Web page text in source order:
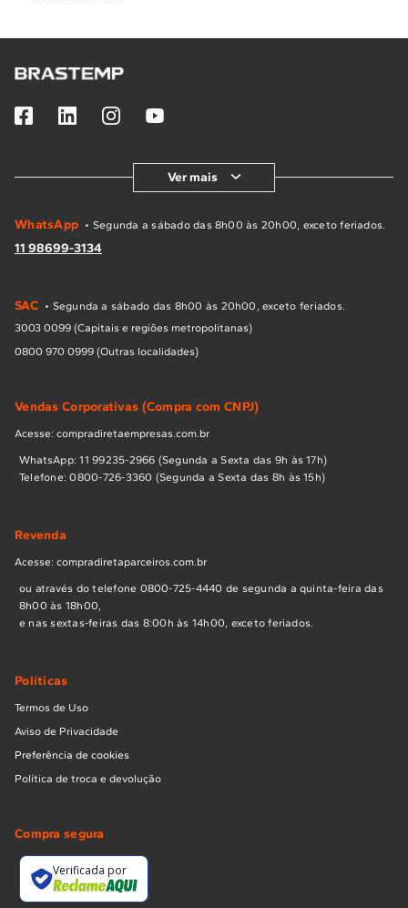
Ver mais
WhatsApp • Segunda a sábado das 8h00 às 20h00, exceto feriados.
11 98699-3134
SAC • Segunda a sábado das 8h00 às 20h00, exceto feriados.
3003 0099 (Capitais e regiões metropolitanas)
0800 970 0999 (Outras localidades)
Vendas Corporativas (Compra com CNPJ)
Acesse: compradiretaempresas.com.br
WhatsApp: 11 99235-2966 (Segunda a Sexta das 9h às 17h)
Telefone: 0800-726-3360 (Segunda a Sexta das 8h às 15h)
Revenda
Acesse: compradiretaparceiros.com.br
ou através do telefone 0800-725-4440 de segunda a quinta-feira das
8h00 às 18h00,
e nas sextas-feiras das 8:00h às 14h00, exceto feriados.
Políticas
Termos de Uso
Aviso de Privacidade
Preferência de cookies
Política de troca e devolução
Compra segura
Verificada por